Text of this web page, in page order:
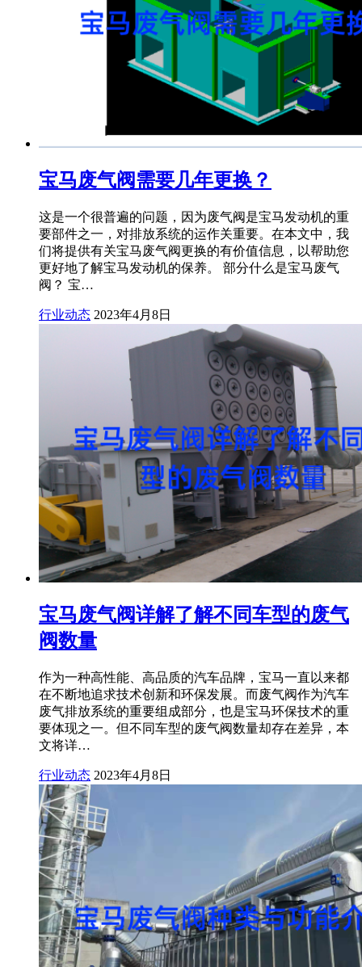
宝马废气阀需要几年更换？
这是一个很普遍的问题，因为废气阀是宝马发动机的重
要部件之一，对排放系统的运作关重要。在本文中，我
们将提供有关宝马废气阀更换的有价值信息，以帮助您
更好地了解宝马发动机的保养。 部分什么是宝马废气
阀？ 宝…
行业动态 2023年4月8日
宝马废气阀详解了解不同车型的废气
阀数量
作为一种高性能、高品质的汽车品牌，宝马一直以来都
在不断地追求技术创新和环保发展。而废气阀作为汽车
废气排放系统的重要组成部分，也是宝马环保技术的重
要体现之一。但不同车型的废气阀数量却存在差异，本
文将详…
行业动态 2023年4月8日